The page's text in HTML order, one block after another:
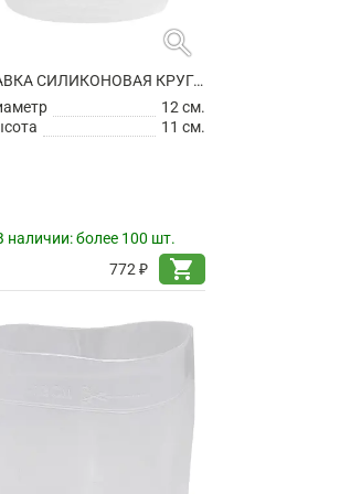
search
ВСТАВКА СИЛИКОНОВАЯ КРУГЛАЯ
12 см.
11 см.
наличии:более 100 шт.
772 ₽
shopping_cart